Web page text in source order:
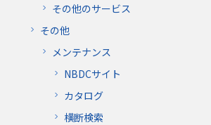
その他のサービス
その他
メンテナンス
NBDCサイト
カタログ
横断検索